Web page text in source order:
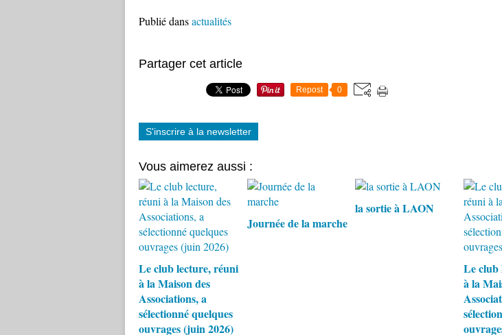
Publié dansactualités
Partager cet article
Repost 0
S'inscrire à la newsletter
Vous aimerez aussi :
Le club lecture, réuni
à la Maison des
Associations, a
sélectionné quelques
ouvrages (juin 2026)
Journée de la marche
la sortie à LAON
Le club
à la